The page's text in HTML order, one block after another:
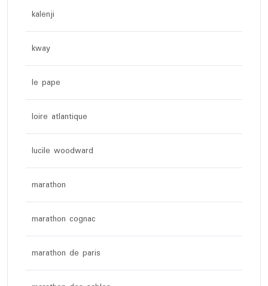
kalenji
kway
le pape
loire atlantique
lucile woodward
marathon
marathon cognac
marathon de paris